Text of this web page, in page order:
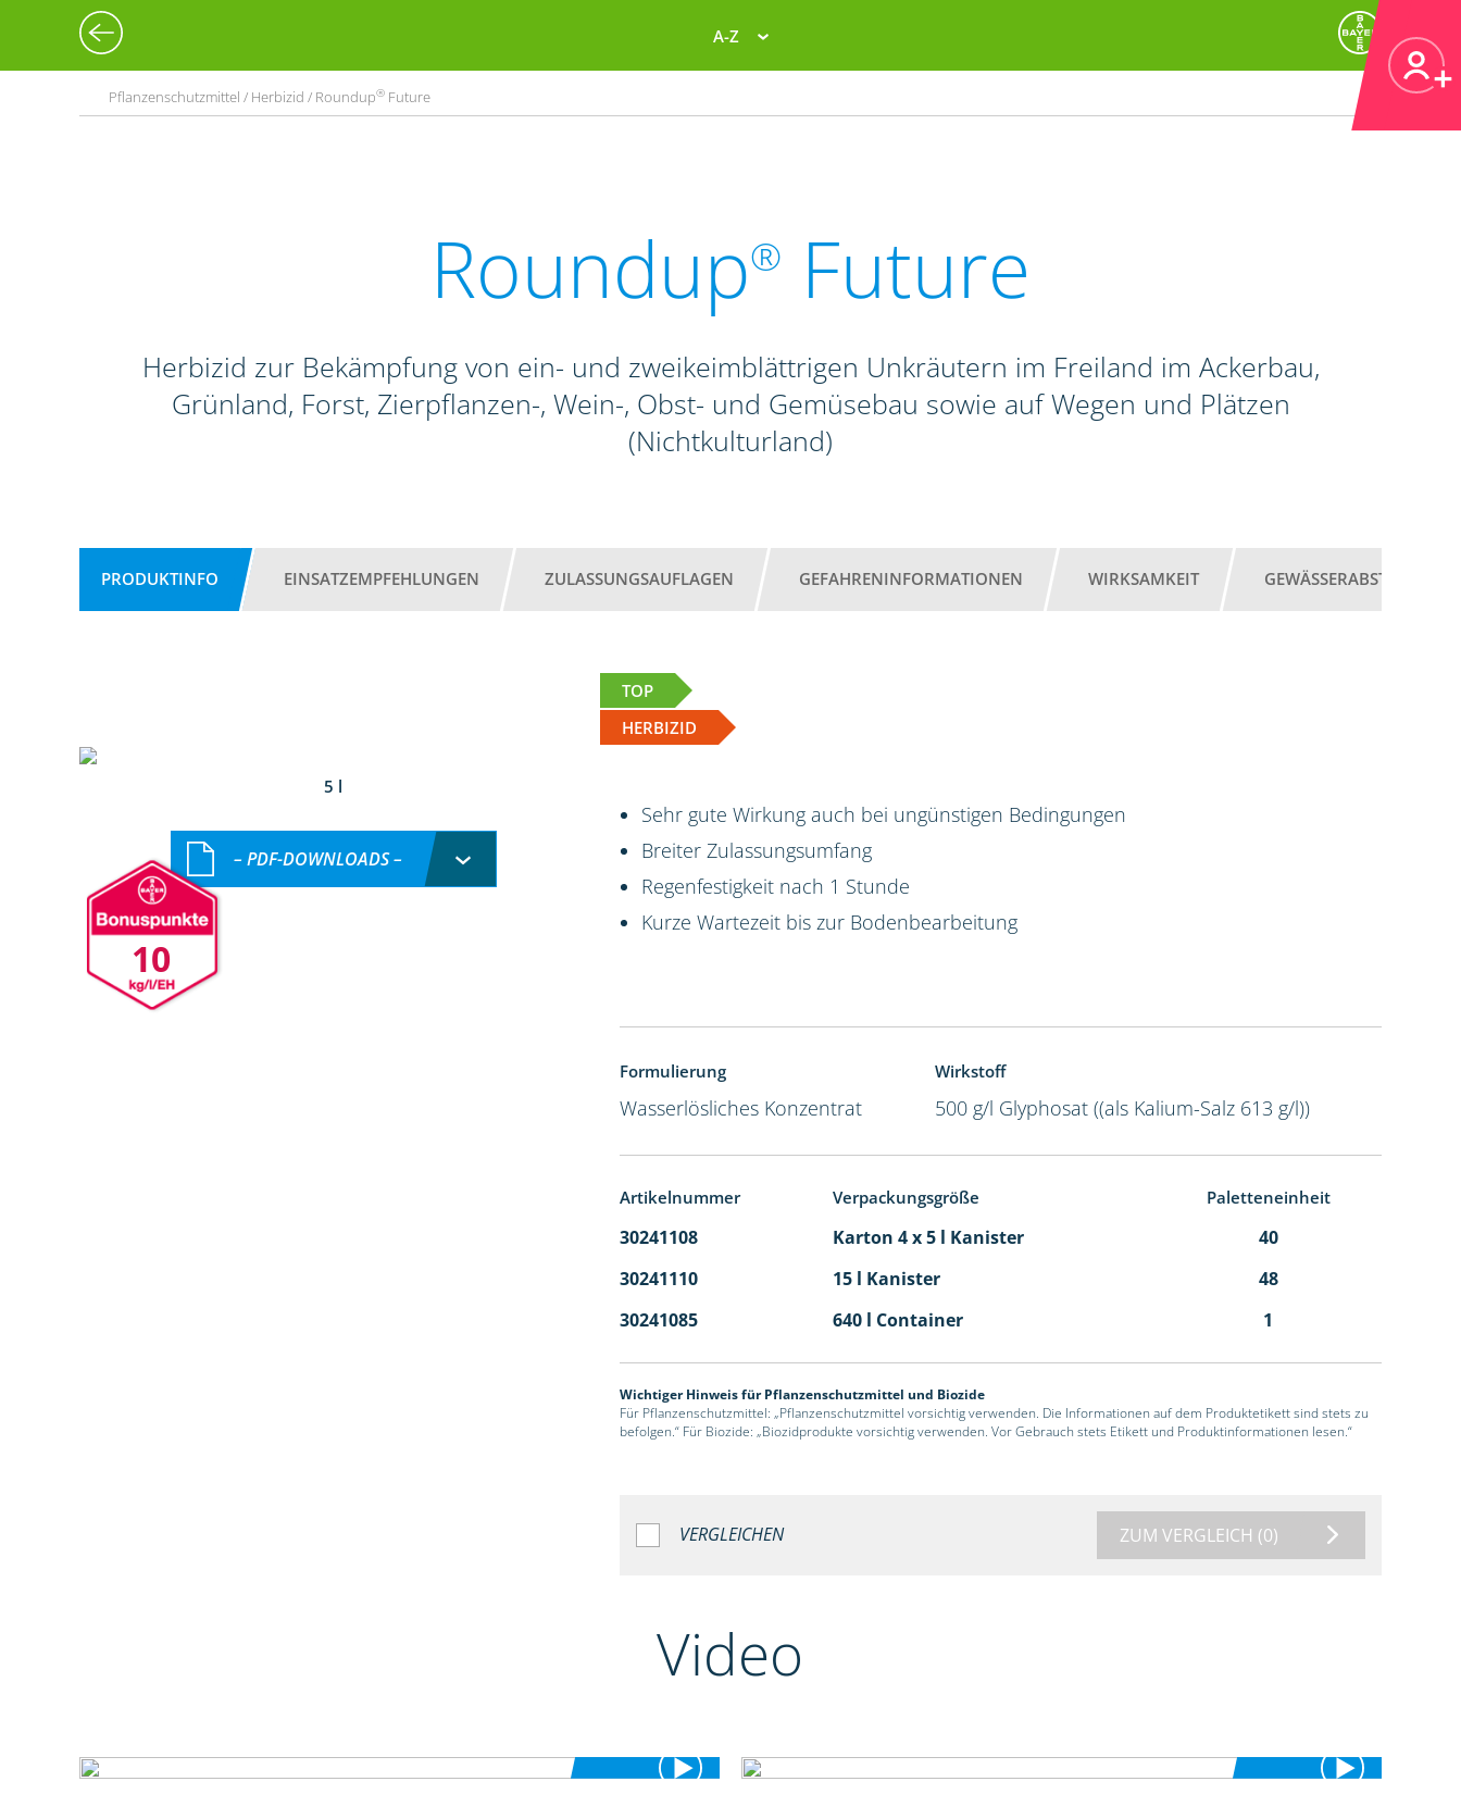
A-Z
Pflanzenschutzmittel / Herbizid / Roundup® Future
Roundup® Future
Herbizid zur Bekämpfung von ein- und zweikeimblättrigen Unkräutern im Freiland im Ackerbau,
Grünland, Forst, Zierpflanzen-, Wein-, Obst- und Gemüsebau sowie auf Wegen und Plätzen
(Nichtkulturland)
PRODUKTINFO EINSATZEMPFEHLUNGEN ZULASSUNGSAUFLAGEN GEFAHRENINFORMATIONEN WIRKSAMKEIT GEWÄSSERABSTAND
TOP
HERBIZID
5 l
10
– PDF-DOWNLOADS –
Sehr gute Wirkung auch bei ungünstigen Bedingungen
Breiter Zulassungsumfang
Regenfestigkeit nach 1 Stunde
Kurze Wartezeit bis zur Bodenbearbeitung
Formulierung
Wasserlösliches Konzentrat
Wirkstoff
500 g/l Glyphosat ((als Kalium-Salz 613 g/l))
Artikelnummer Verpackungsgröße Paletteneinheit
30241108 Karton 4 x 5 l Kanister
40
30241110
15 l Kanister
48
30241085
640 l Container 1
Wichtiger Hinweis für Pflanzenschutzmittel und Biozide
Für Pflanzenschutzmittel: „Pflanzenschutzmittel vorsichtig verwenden. Die Informationen auf dem Produktetikett sind stets zu
befolgen.“ Für Biozide: „Biozidprodukte vorsichtig verwenden. Vor Gebrauch stets Etikett und Produktinformationen lesen.“
VERGLEICHEN ZUM VERGLEICH (0)
Video